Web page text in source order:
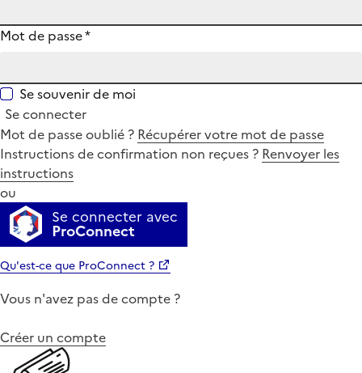
Mot de passe*
Se souvenir de moi
Se connecter
Mot de passe oublié ? Récupérer votre mot de passe
Instructions de confirmation non reçues ? Renvoyer les
instructions
ou
Se connecter avec
ProConnect
Qu'est-ce que ProConnect ?
Vous n'avez pas de compte ?
Créer un compte